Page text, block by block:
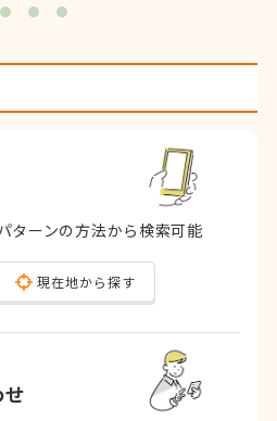
ターンの方法から検索可能
現在地から探す